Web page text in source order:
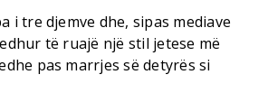
i tre djemve dhe, sipas mediave
të ruajë një stil jetese më
pas marrjes së detyrës si